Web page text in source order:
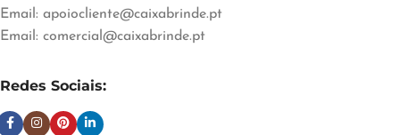
Email: apoiocliente@caixabrinde.pt
Email: comercial@caixabrinde.pt
Redes Sociais: